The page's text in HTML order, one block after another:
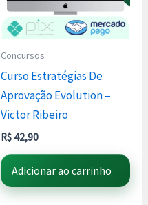
Concursos
Curso Estratégias De
Aprovação Evolution –
Victor Ribeiro
R$ 42,90
Adicionar ao carrinho